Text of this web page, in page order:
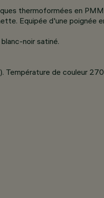
thermoformées en
Equipée d'une poignée
noir satiné.
Température de couleur